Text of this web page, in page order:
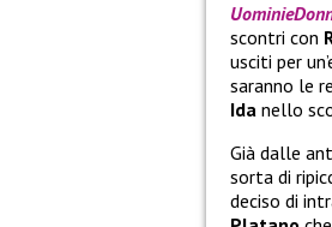
scontri con
usciti per
saranno le
Ida nello
Già dalle
sorta di
deciso di